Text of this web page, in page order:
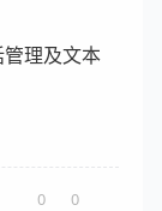
理及文本
0 0